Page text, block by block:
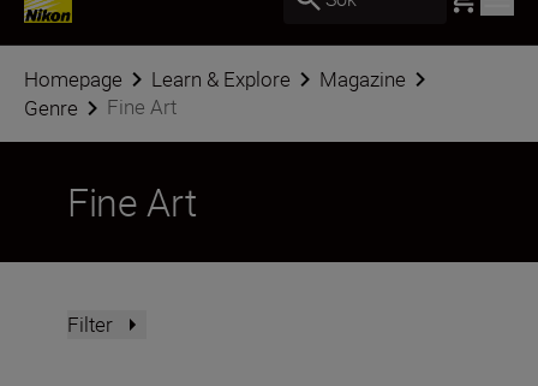
Homepage Learn & Explore
Magazine
Genre
Fine Art
Fine Art
Filter